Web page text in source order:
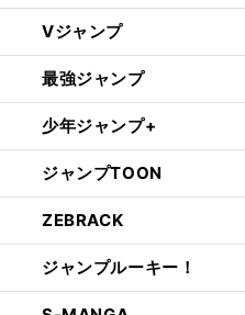
Vジャンプ
最強ジャンプ
少年ジャンプ+
ジャンプTOON
ZEBRACK
ジャンプルーキー！